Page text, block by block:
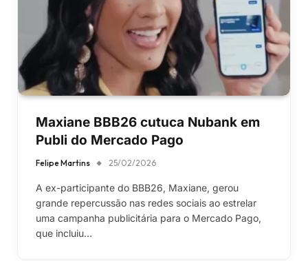
Maxiane BBB26 cutuca Nubank em
Publi do Mercado Pago
Felipe Martins 25/02/2026
A ex-participante do BBB26, Maxiane, gerou
grande repercussão nas redes sociais ao estrelar
uma campanha publicitária para o Mercado Pago,
que incluiu…